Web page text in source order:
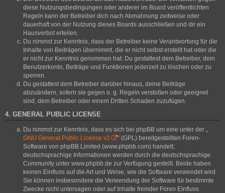
diese Nutzungsbedingungen oder anderer im Board veröffentlichten
Regeln kann der Betreiber dich nach Abmahnung zeitweise oder
dauerhaft von der Nutzung dieses Boards ausschließen und dir ein
Hausverbot erteilen.
Du nimmst zur Kenntnis, dass der Betreiber keine Verantwortung für die
Inhalte von Beiträgen übernimmt, die er nicht selbst erstellt hat oder die
er nicht zur Kenntnis genommen hat. Du gestattest dem Betreiber, dein
Benutzerkonto, Beiträge und Funktionen jederzeit zu löschen oder zu
sperren.
Du gestattest dem Betreiber darüber hinaus, deine Beiträge
abzuändern, sofern sie gegen o. g. Regeln verstoßen oder geeignet
sind, dem Betreiber oder einem Dritten Schaden zuzufügen.
4. GENERAL PUBLIC LICENSE
Du nimmst zur Kenntnis, dass es sich bei phpBB um eine unter der „
GNU General Public License v2
“ (GPL) bereitgestellten Foren-
Software von phpBB Limited (www.phpbb.com) handelt;
deutschsprachige Informationen werden durch die deutschsprachige
Community unter www.phpbb.de zur Verfügung gestellt. Beide haben
keinen Einfluss auf die Art und Weise, wie die Software verwendet wird.
Sie können insbesondere die Verwendung der Software für bestimmte
Zwecke nicht untersagen oder auf Inhalte fremder Foren Einfluss